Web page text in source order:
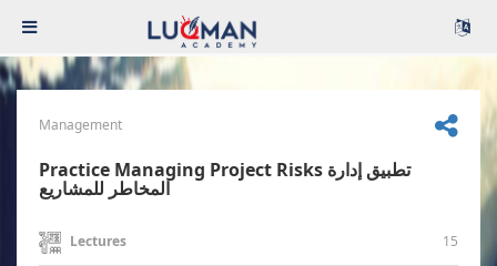
Management
Practice Managing Project Risks تطبيق إدارة
المخاطر للمشاريع
Lectures 15